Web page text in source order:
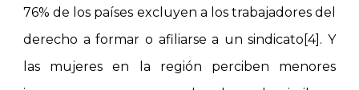
76% de los países excluyen a los trabajadores del
derecho a formar o afiliarse a un sindicato[4]. Y
las mujeres en la región perciben menores